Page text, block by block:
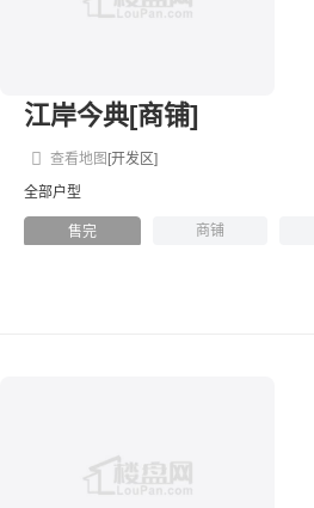
江岸今典[商铺]
[开发区]
查看地图
全部户型
售完 商铺